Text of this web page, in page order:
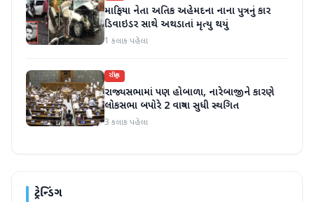
માફિયા નેતા અતિક અહેમદના નાના પુત્રનું કાર
ડિવાઇડર સાથે અથડાતાં મૃત્યુ થયું
1 કલાક પહેલા
રાષ્ટ્રીય
રાજ્યસભામાં પણ હોબાળા, નારેબાજીને કારણે
લોકસભા બપોરે 2 વાગ્યા સુધી સ્થગિત
3 કલાક પહેલા
ટ્રેન્ડિંગ